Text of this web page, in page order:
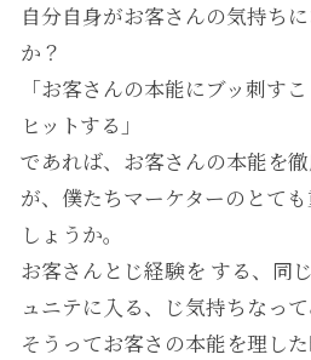
自分自身がお客さんの気持ち
か？
「お客さんの本能にブッ刺す
ヒットする」
であれば、お客さんの本能を
が、僕たちマーケターのとて
しょうか。
お客さんとじ経験を する、同
ュニテに入る、じ気持ちなって
そうってお客さの本能を理し